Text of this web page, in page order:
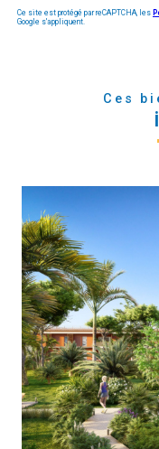
Ce site est protégé par reCAPTCHA, les
Google s'appliquent.
Ces